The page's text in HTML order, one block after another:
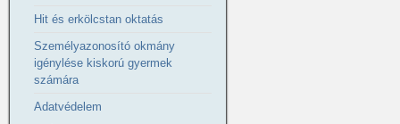
Hit és erkölcstan oktatás
Személyazonosító okmány
igénylése kiskorú gyermek
számára
Adatvédelem